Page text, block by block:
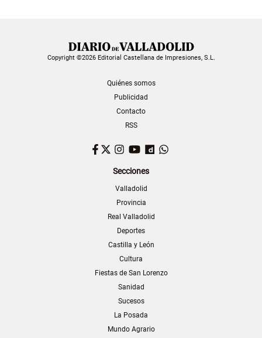
Copyright ©2026 Editorial Castellana de Impresiones, S.L.
Quiénes somos
Publicidad
Contacto
RSS
Facebook
TwitterInstagram
YouTubeDailymotion
Secciones
Valladolid
Provincia
Real Valladolid
Deportes
Castilla y León
Cultura
Fiestas de San Lorenzo
Sanidad
Sucesos
La Posada
Mundo Agrario